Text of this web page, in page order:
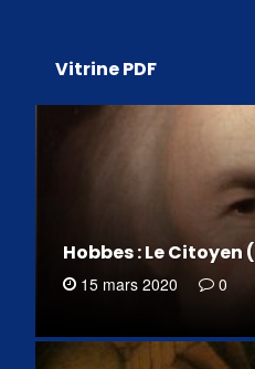
Vitrine PDF
Hobbes : Le Citoyen
15 mars 2020 0